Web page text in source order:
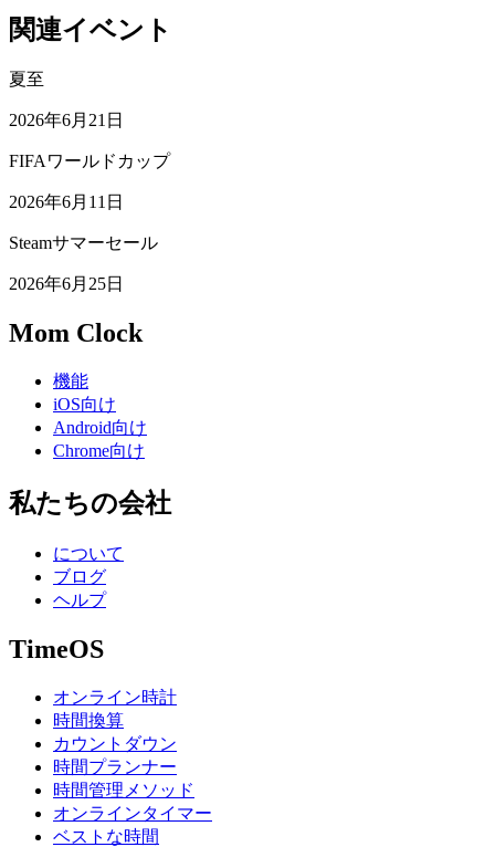
関連イベント
夏至
2026年6月21日
FIFAワールドカップ
2026年6月11日
Steamサマーセール
2026年6月25日
Mom Clock
機能
iOS向け
Android向け
Chrome向け
私たちの会社
について
ブログ
ヘルプ
TimeOS
オンライン時計
時間換算
カウントダウン
時間プランナー
時間管理メソッド
オンラインタイマー
ベストな時間